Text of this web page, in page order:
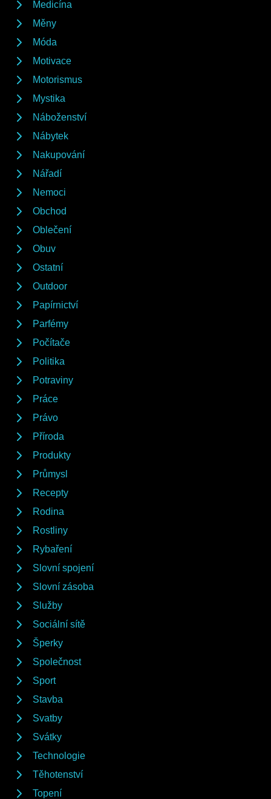
Medicína
Měny
Móda
Motivace
Motorismus
Mystika
Náboženství
Nábytek
Nakupování
Nářadí
Nemoci
Obchod
Oblečení
Obuv
Ostatní
Outdoor
Papírnictví
Parfémy
Počítače
Politika
Potraviny
Práce
Právo
Příroda
Produkty
Průmysl
Recepty
Rodina
Rostliny
Rybaření
Slovní spojení
Slovní zásoba
Služby
Sociální sítě
Šperky
Společnost
Sport
Stavba
Svatby
Svátky
Technologie
Těhotenství
Topení